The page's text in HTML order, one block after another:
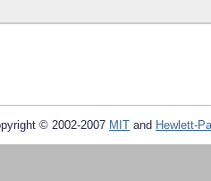
© 2002-2007 MIT and Hewlett-